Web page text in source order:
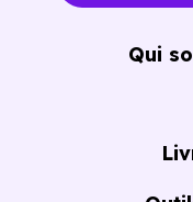
Qui
Guide de